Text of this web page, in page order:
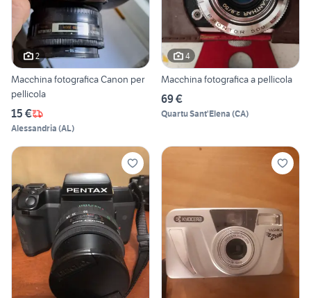
2
Macchina fotografica Canon per
pellicola
15 €
Alessandria (AL)
4
Macchina fotografica a pellicola
69 €
Quartu Sant'Elena (CA)